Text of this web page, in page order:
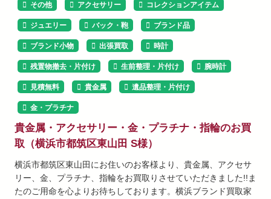
その他 アクセサリー コレクションアイテム
ジュエリー バック・鞄 ブランド品
ブランド小物 出張買取 時計
残置物撤去・片付け 生前整理・片付け 腕時計
見積無料 貴金属 遺品整理・片付け
金・プラチナ
貴金属・アクセサリー・金・プラチナ・指輪のお買
取（横浜市都筑区東山田 S様）
横浜市都筑区東山田にお住いのお客様より、貴金属、アクセサ
リー、金、プラチナ、指輪をお買取りさせていただきました!!ま
たのご用命を心よりお待ちしております。横浜ブランド買取家